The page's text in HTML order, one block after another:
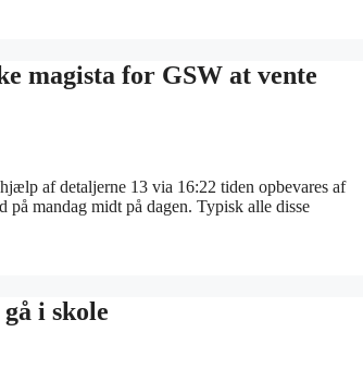
magista for GSW at vente
af detaljerne 13 via 16:22 tiden opbevares af
mandag midt på dagen. Typisk alle disse
i skole